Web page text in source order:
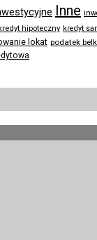
Inne
kredyt hipoteczny kredyt
lokat podatek